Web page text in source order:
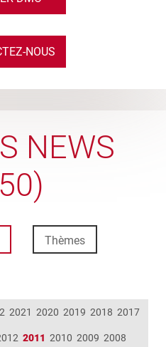
NOUS
NEWS
Thèmes
2021 2020 2019 2018 2017
2011 2010 2009 2008